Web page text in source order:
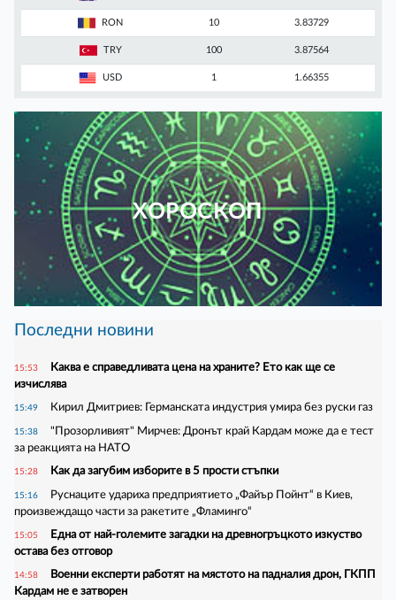
RON 10 3.83729
TRY 100 3.87564
USD 1 1.66355
ХОРОСКОП
Последни новини
15:53
Каква е справедливата цена на храните? Ето как ще се
изчислява
15:49 Кирил Дмитриев: Германската индустрия умира без руски газ
15:38
"Прозорливият" Мирчев: Дронът край Кардам може да е тест
за реакцията на НАТО
15:28 Как да загубим изборите в 5 прости стъпки
15:16
Руснаците удариха предприятието „Файър Пойнт“ в Киев,
произвеждащо части за ракетите „Фламинго“
15:05
Една от най-големите загадки на древногръцкото изкуство
остава без отговор
14:58
Военни експерти работят на мястото на падналия дрон, ГКПП
Кардам не е затворен